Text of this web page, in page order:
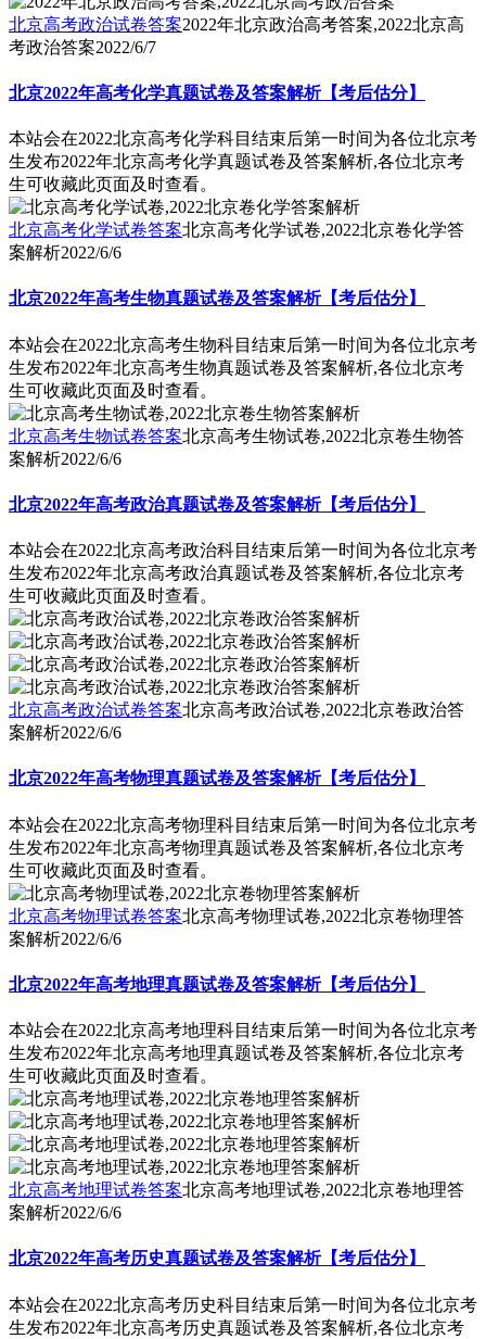
北京高考政治试卷答案2022年北京政治高考答案,2022北京高
考政治答案2022/6/7
北京2022年高考化学真题试卷及答案解析【考后估分】
本站会在2022北京高考化学科目结束后第一时间为各位北京考
生发布2022年北京高考化学真题试卷及答案解析,各位北京考
生可收藏此页面及时查看。
北京高考化学试卷答案北京高考化学试卷,2022北京卷化学答
案解析2022/6/6
北京2022年高考生物真题试卷及答案解析【考后估分】
本站会在2022北京高考生物科目结束后第一时间为各位北京考
生发布2022年北京高考生物真题试卷及答案解析,各位北京考
生可收藏此页面及时查看。
北京高考生物试卷答案北京高考生物试卷,2022北京卷生物答
案解析2022/6/6
北京2022年高考政治真题试卷及答案解析【考后估分】
本站会在2022北京高考政治科目结束后第一时间为各位北京考
生发布2022年北京高考政治真题试卷及答案解析,各位北京考
生可收藏此页面及时查看。
北京高考政治试卷答案北京高考政治试卷,2022北京卷政治答
案解析2022/6/6
北京2022年高考物理真题试卷及答案解析【考后估分】
本站会在2022北京高考物理科目结束后第一时间为各位北京考
生发布2022年北京高考物理真题试卷及答案解析,各位北京考
生可收藏此页面及时查看。
北京高考物理试卷答案北京高考物理试卷,2022北京卷物理答
案解析2022/6/6
北京2022年高考地理真题试卷及答案解析【考后估分】
本站会在2022北京高考地理科目结束后第一时间为各位北京考
生发布2022年北京高考地理真题试卷及答案解析,各位北京考
生可收藏此页面及时查看。
北京高考地理试卷答案北京高考地理试卷,2022北京卷地理答
案解析2022/6/6
北京2022年高考历史真题试卷及答案解析【考后估分】
本站会在2022北京高考历史科目结束后第一时间为各位北京考
生发布2022年北京高考历史真题试卷及答案解析,各位北京考